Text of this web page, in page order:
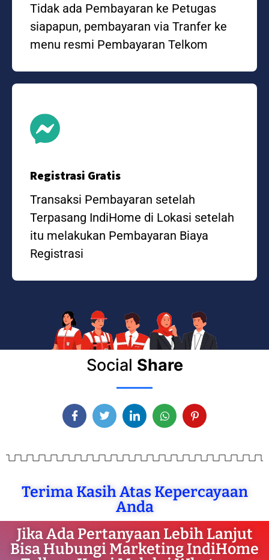
Tidak ada Pembayaran ke Petugas
siapapun, pembayaran via Tranfer ke
menu resmi Pembayaran Telkom
Registrasi Gratis
Transaksi Pembayaran setelah
Terpasang IndiHome di Lokasi setelah
itu melakukan Pembayaran Biaya
Registrasi
Social Share
Terima Kasih Atas Kepercayaan
Anda
Jika Ada Pertanyaan Lebih Lanjut
Bisa Hubungi Marketing IndiHome